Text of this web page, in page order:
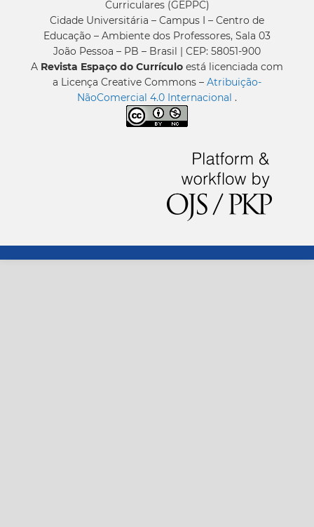
Curriculares (GEPPC)
Cidade Universitária – Campus I – Centro de
Educação – Ambiente dos Professores, Sala 03
João Pessoa – PB – Brasil | CEP: 58051-900
A Revista Espaço do Currículo está licenciada com
a Licença Creative Commons – Atribuição-
NãoComercial 4.0 Internacional .